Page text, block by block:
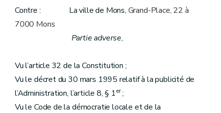
Contre : La ville de Mons, Grand-Place, 22 à
7000 Mons
Partie adverse,
Vu l’article 32 de la Constitution ;
Vu le décret du 30 mars 1995 relatif à la publicité de
l’Administration, l’article 8, § 1er;
Vu le Code de la démocratie locale et de la